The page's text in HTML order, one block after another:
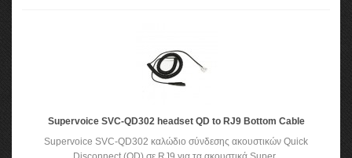
Supervoice SVC-QD302 headset QD to RJ9 Bottom Cable
Supervoice SVC-QD302 καλώδιο σύνδεσης ακουστικών Quick